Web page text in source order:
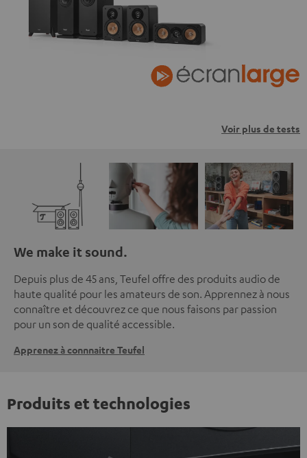
Voir plus de tests
We make it sound.
Depuis plus de 45 ans, Teufel offre des produits audio de
haute qualité pour les amateurs de son. Apprennez à nous
connaître et découvrez ce que nous faisons par passion
pour un son de qualité accessible.
Apprenez à connnaitre Teufel
Produits et technologies